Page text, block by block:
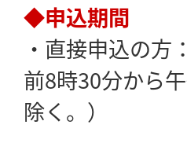
◆申込期間
・直接申込の方
前8時30分から
除く。）